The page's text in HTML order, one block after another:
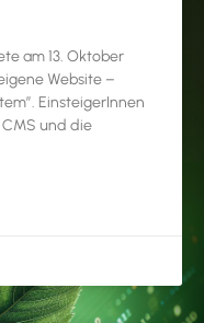
am 13. Oktober
Website –
EinsteigerInnen
CMS und die